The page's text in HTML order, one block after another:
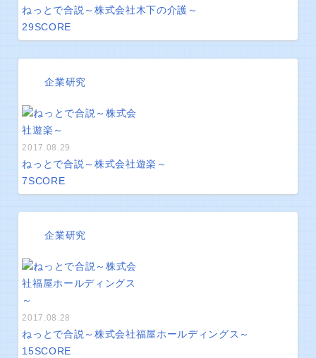
ねっとで合説～株式会社木下の介護～
29SCORE
企業研究
2017.08.29
ねっとで合説～株式会社遊楽～
7SCORE
企業研究
2017.08.28
ねっとで合説～株式会社福屋ホールディングス～
15SCORE